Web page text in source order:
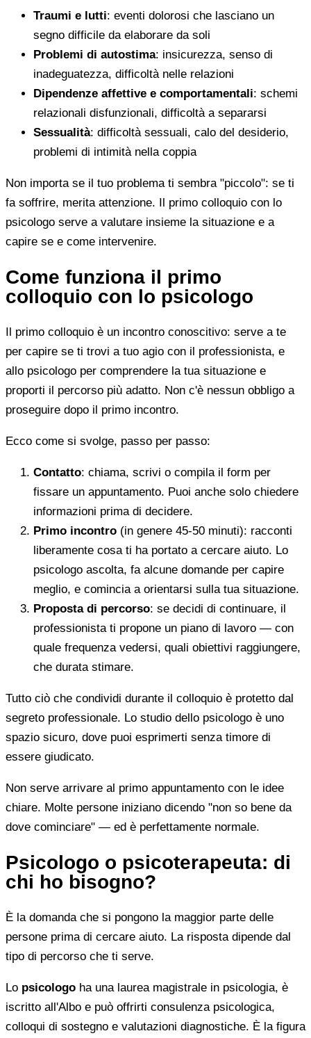
Traumi e lutti: eventi dolorosi che lasciano un
segno difficile da elaborare da soli
Problemi di autostima: insicurezza, senso di
inadeguatezza, difficoltà nelle relazioni
Dipendenze affettive e comportamentali: schemi
relazionali disfunzionali, difficoltà a separarsi
Sessualità: difficoltà sessuali, calo del desiderio,
problemi di intimità nella coppia
Non importa se il tuo problema ti sembra "piccolo": se ti
fa soffrire, merita attenzione. Il primo colloquio con lo
psicologo serve a valutare insieme la situazione e a
capire se e come intervenire.
Come funziona il primo
colloquio con lo psicologo
Il primo colloquio è un incontro conoscitivo: serve a te
per capire se ti trovi a tuo agio con il professionista, e
allo psicologo per comprendere la tua situazione e
proporti il percorso più adatto. Non c'è nessun obbligo a
proseguire dopo il primo incontro.
Ecco come si svolge, passo per passo:
Contatto: chiama, scrivi o compila il form per
fissare un appuntamento. Puoi anche solo chiedere
informazioni prima di decidere.
Primo incontro (in genere 45-50 minuti): racconti
liberamente cosa ti ha portato a cercare aiuto. Lo
psicologo ascolta, fa alcune domande per capire
meglio, e comincia a orientarsi sulla tua situazione.
Proposta di percorso: se decidi di continuare, il
professionista ti propone un piano di lavoro — con
quale frequenza vedersi, quali obiettivi raggiungere,
che durata stimare.
Tutto ciò che condividi durante il colloquio è protetto dal
segreto professionale. Lo studio dello psicologo è uno
spazio sicuro, dove puoi esprimerti senza timore di
essere giudicato.
Non serve arrivare al primo appuntamento con le idee
chiare. Molte persone iniziano dicendo "non so bene da
dove cominciare" — ed è perfettamente normale.
Psicologo o psicoterapeuta: di
chi ho bisogno?
È la domanda che si pongono la maggior parte delle
persone prima di cercare aiuto. La risposta dipende dal
tipo di percorso che ti serve.
Lo psicologo ha una laurea magistrale in psicologia, è
iscritto all'Albo e può offrirti consulenza psicologica,
colloqui di sostegno e valutazioni diagnostiche. È la figura